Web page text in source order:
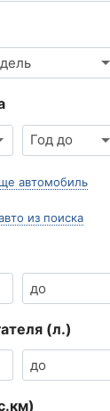
Год до
автомобиль
из поиска
(л.)